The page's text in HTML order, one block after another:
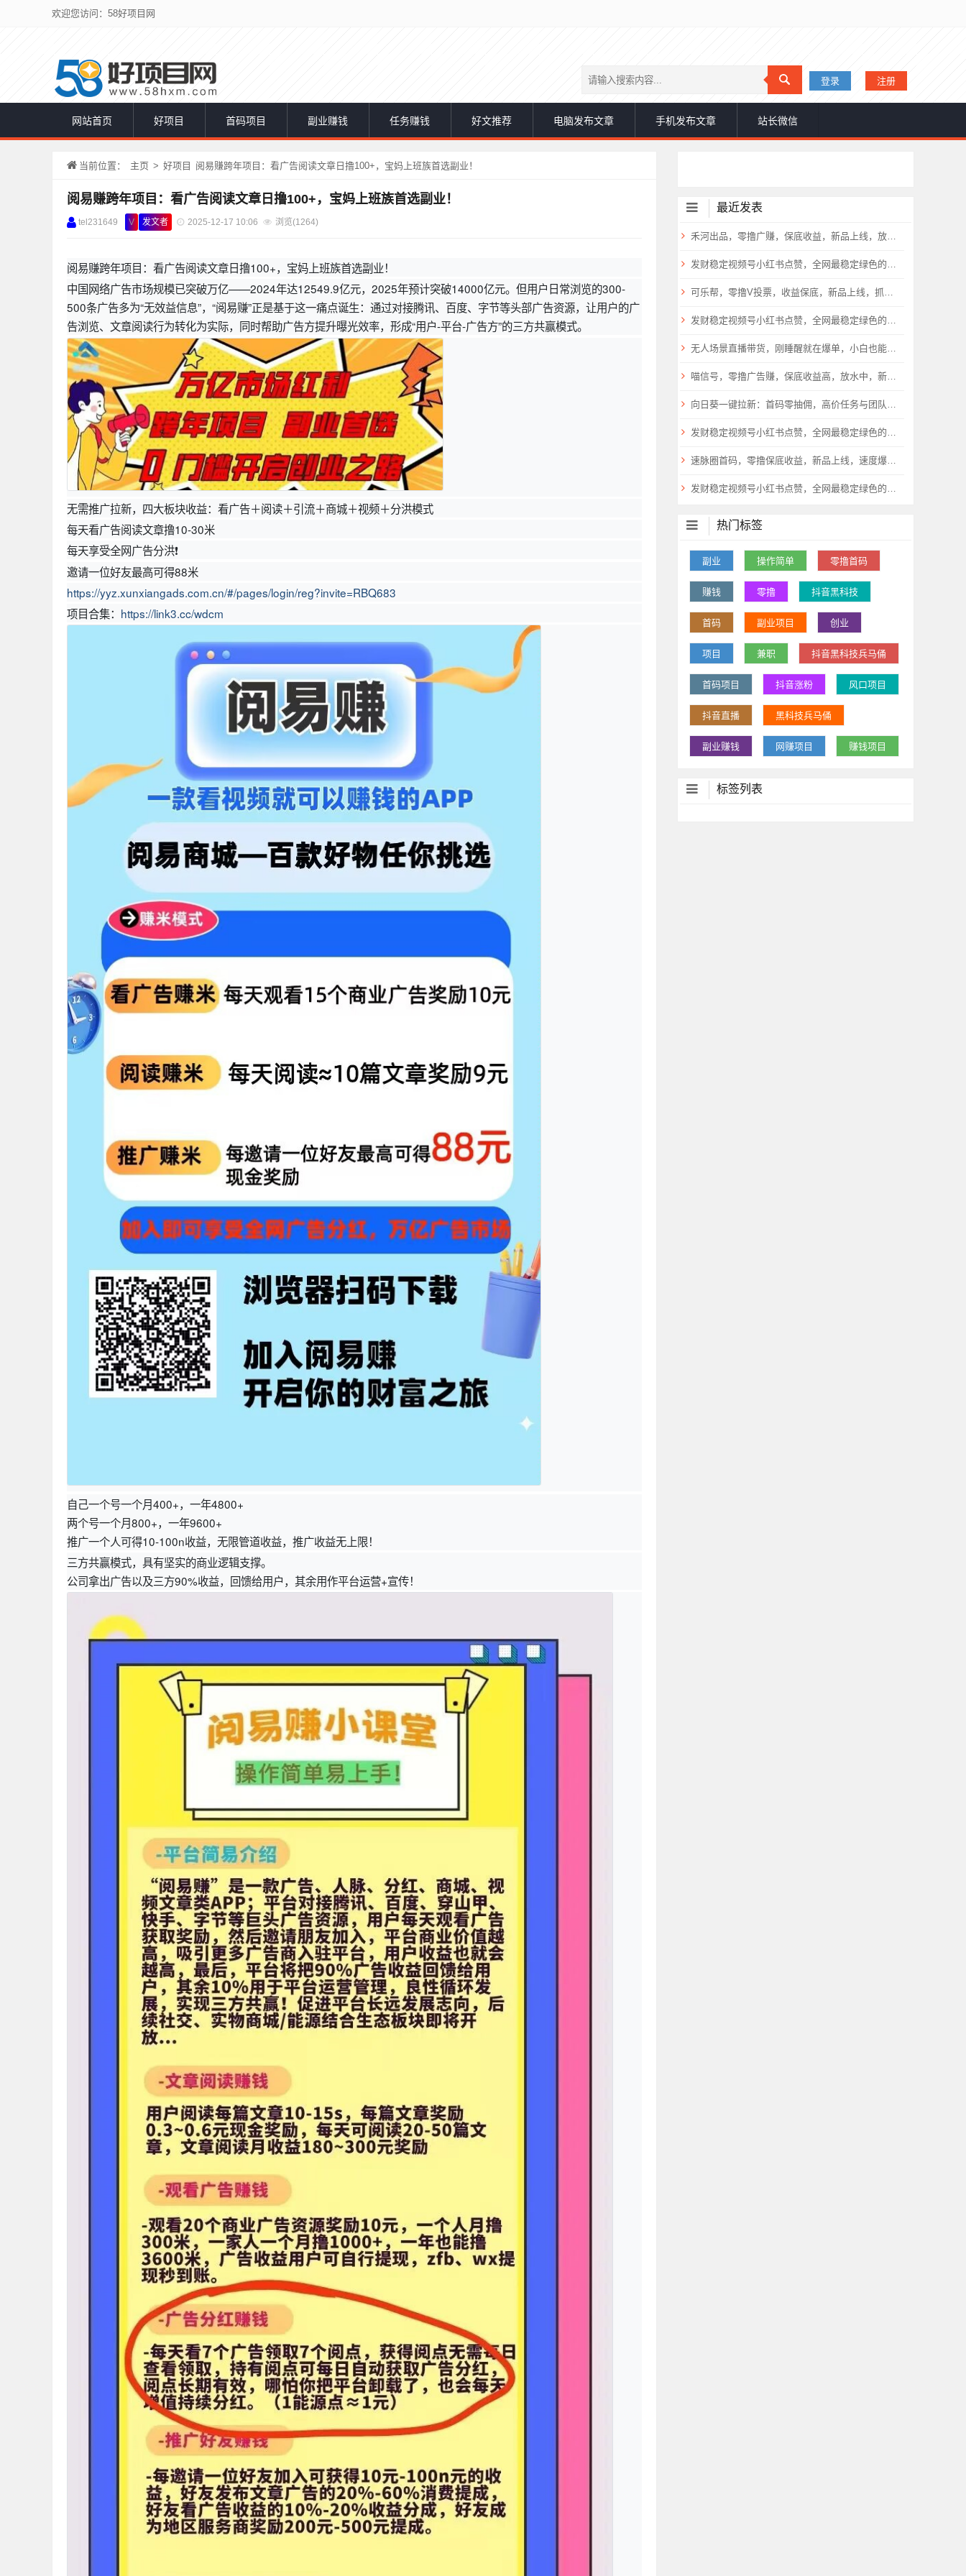
欢迎您访问：58好项目网
登录 注册
网站首页 好项目 首码项目 副业赚钱 任务赚钱 好文推荐 电脑发布文章 手机发布文章 站长微信
当前位置： 主页 > 好项目 阅易赚跨年项目：看广告阅读文章日撸100+，宝妈上班族首选副业！
阅易赚跨年项目：看广告阅读文章日撸100+，宝妈上班族首选副业！
tel231649 V 发文者 2025-12-17 10:06 浏览(1264)
阅易赚跨年项目：看广告阅读文章日撸100+，宝妈上班族首选副业！
中国网络广告市场规模已突破万亿——2024年达12549.9亿元，2025年预计突破14000亿元。但用户日常浏览的300-
500条广告多为“无效益信息”，“阅易赚”正是基于这一痛点诞生：通过对接腾讯、百度、字节等头部广告资源，让用户的广
告浏览、文章阅读行为转化为实际，同时帮助广告方提升曝光效率，形成“用户-平台-广告方”的三方共赢模式。
无需推广拉新，四大板块收益：看广告＋阅读＋引流＋商城＋视频＋分洪模式
每天看广告阅读文章撸10-30米
每天享受全网广告分洪❗
邀请一位好友最高可得88米
https://yyz.xunxiangads.com.cn/#/pages/login/reg?invite=RBQ683
项目合集： https://link3.cc/wdcm
自己一个号一个月400+，一年4800+
两个号一个月800+，一年9600+
推广一个人可得10-100n收益，无限管道收益，推广收益无上限！
三方共赢模式，具有坚实的商业逻辑支撑。
公司拿出广告以及三方90%收益，回馈给用户，其余用作平台运营+宣传！
最近发表
禾河出品，零撸广赚，保底收益，新品上线，放水中
发财稳定视频号小红书点赞，全网最稳定绿色的项目，小红书启动
可乐帮，零撸V投票，收益保底，新品上线，抓紧上车，
发财稳定视频号小红书点赞，全网最稳定绿色的项目，小红书启动
无人场景直播带货，刚睡醒就在爆单，小白也能做！
喵信号，零撸广告赚，保底收益高，放水中，新品上线，
​向日葵一键拉新：首码零抽佣，高价任务与团队扶持倾斜9
发财稳定视频号小红书点赞，全网最稳定绿色的项目，一起起飞
速脉圈首码，零撸保底收益，新品上线，速度爆粉，抓紧上车
发财稳定视频号小红书点赞，全网最稳定绿色的项目，一起起飞
热门标签
副业 操作简单 零撸首码
赚钱 零撸 抖音黑科技
首码 副业项目 创业
项目 兼职 抖音黑科技兵马俑
首码项目 抖音涨粉 风口项目
抖音直播 黑科技兵马俑
副业赚钱 网赚项目 赚钱项目
标签列表